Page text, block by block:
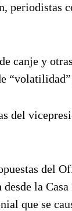
periodistas
canje y
del
del
la
que se